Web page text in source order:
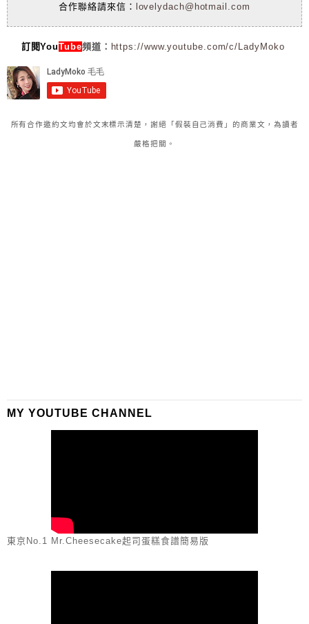
合作聯絡請來信： lovelydach@hotmail.com
訂閱YouTube頻道： https://www.youtube.com/c/LadyMoko
所有合作邀約文均會於文末標示清楚，謝絕「假裝自己消費」的商業文，為讀者
嚴格把關。
MY YOUTUBE CHANNEL
東京No.1 Mr.Cheesecake起司蛋糕食譜簡易版